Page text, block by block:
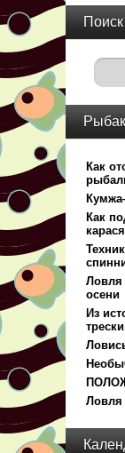
Поиск
Как
Как
карася
Ловля
осени
Из
Ловля